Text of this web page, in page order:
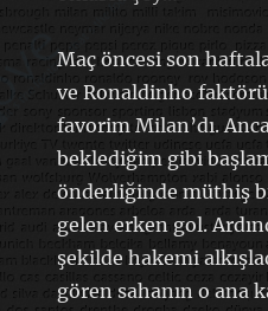
Maç öncesi son
ve Ronaldinho
favorim Milan’dı.
beklediğim gibi
önderliğinde müthiş
gelen erken gol.
şekilde hakemi
gören sahanın o ana